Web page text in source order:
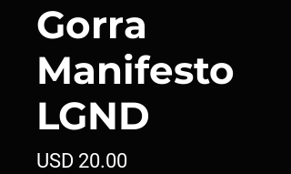
Gorra
Manifesto
LGND
USD 20.00Precio